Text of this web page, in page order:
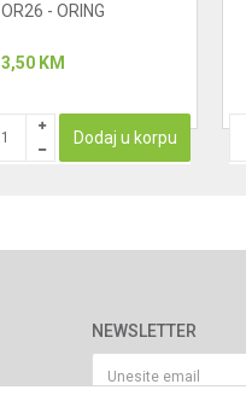
OR26 - ORING
3,50 KM
Dodaj u korpu
NEWSLETTER